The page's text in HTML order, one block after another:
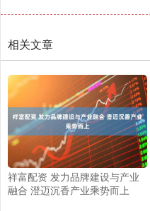
相关文章
祥富配资 发力品牌建设与产业
融合 澄迈沉香产业乘势而上